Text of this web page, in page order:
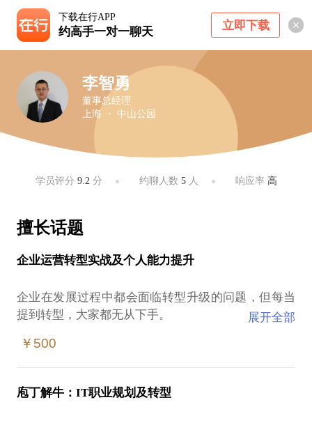
下载在行APP
约高手一对一聊天 立即下载
李智勇
董事总经理
上海 ・ 中山公园
学员评分 9.2 分 约聊人数 5人 响应率 高
擅长话题
企业运营转型实战及个人能力提升
企业在发展过程中都会面临转型升级的问题，但每当
提到转型，大家都无从下手。
为什么要转型？每个企业都需要转型吗？转型从哪开
什么？该如何面对迟早要到来的转型变革升级？
展开全部
￥500
庖丁解牛：IT职业规划及转型